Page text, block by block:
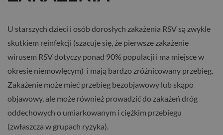
U starszych dzieci i osób dorosłych zakażenia RSV są zwykle
skutkiem reinfekcji (szacuje się, że pierwsze zakażenie
wirusem RSV dotyczy ponad 90% populacji i ma miejsce w
okresie niemowlęcym) i mają bardzo zróżnicowany przebieg.
Zakażenie może mieć przebieg bezobjawowy lub skąpo
objawowy, ale może również prowadzić do zakażeń dróg
oddechowych o umiarkowanym i ciężkim przebiegu
(zwłaszcza w grupach ryzyka).